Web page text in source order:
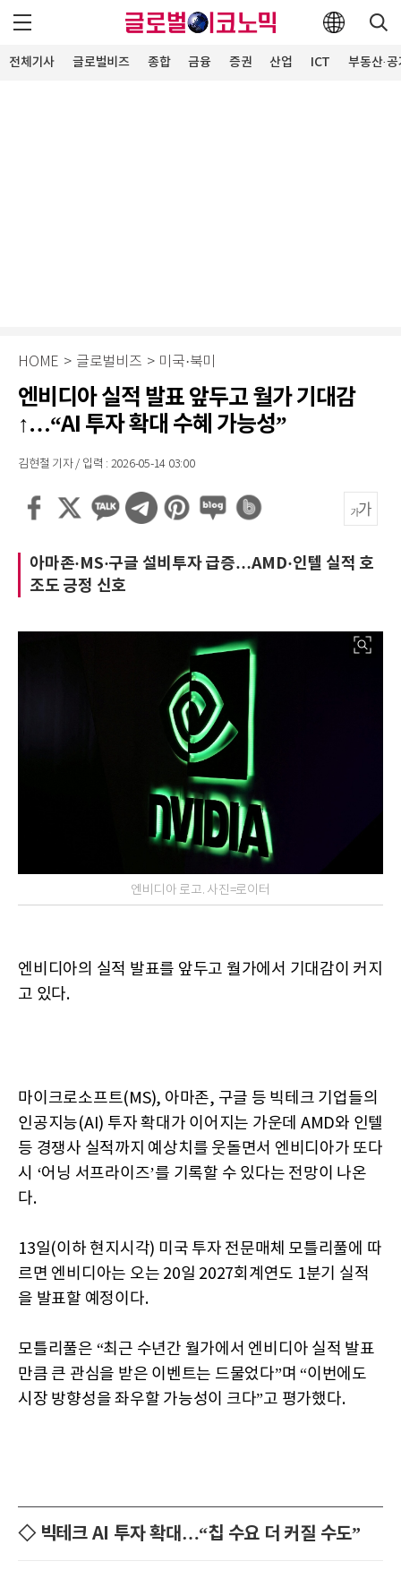
전체기사 글로벌비즈 종합 금융 증권 산업 ICT 부동산·
HOME > 글로벌비즈 > 미국·북미
엔비디아 실적 발표 앞두고 월가 기대감
↑…“AI 투자 확대 수혜 가능성”
김현철 기자 / 입력 : 2026-05-14 03:00
아마존·MS·구글 설비투자 급증…AMD·인텔 실적 호
조도 긍정 신호
엔비디아 로고. 사진=로이터
엔비디아의 실적 발표를 앞두고 월가에서 기대감이 커지
고 있다.
마이크로소프트(MS), 아마존, 구글 등 빅테크 기업들의
인공지능(AI) 투자 확대가 이어지는 가운데 AMD와 인텔
등 경쟁사 실적까지 예상치를 웃돌면서 엔비디아가 또다
시 ‘어닝 서프라이즈’를 기록할 수 있다는 전망이 나온
다.
13일(이하 현지시각) 미국 투자 전문매체 모틀리풀에 따
르면 엔비디아는 오는 20일 2027회계연도 1분기 실적
을 발표할 예정이다.
모틀리풀은 “최근 수년간 월가에서 엔비디아 실적 발표
만큼 큰 관심을 받은 이벤트는 드물었다”며 “이번에도
시장 방향성을 좌우할 가능성이 크다”고 평가했다.
◇ 빅테크 AI 투자 확대…“칩 수요 더 커질 수도”